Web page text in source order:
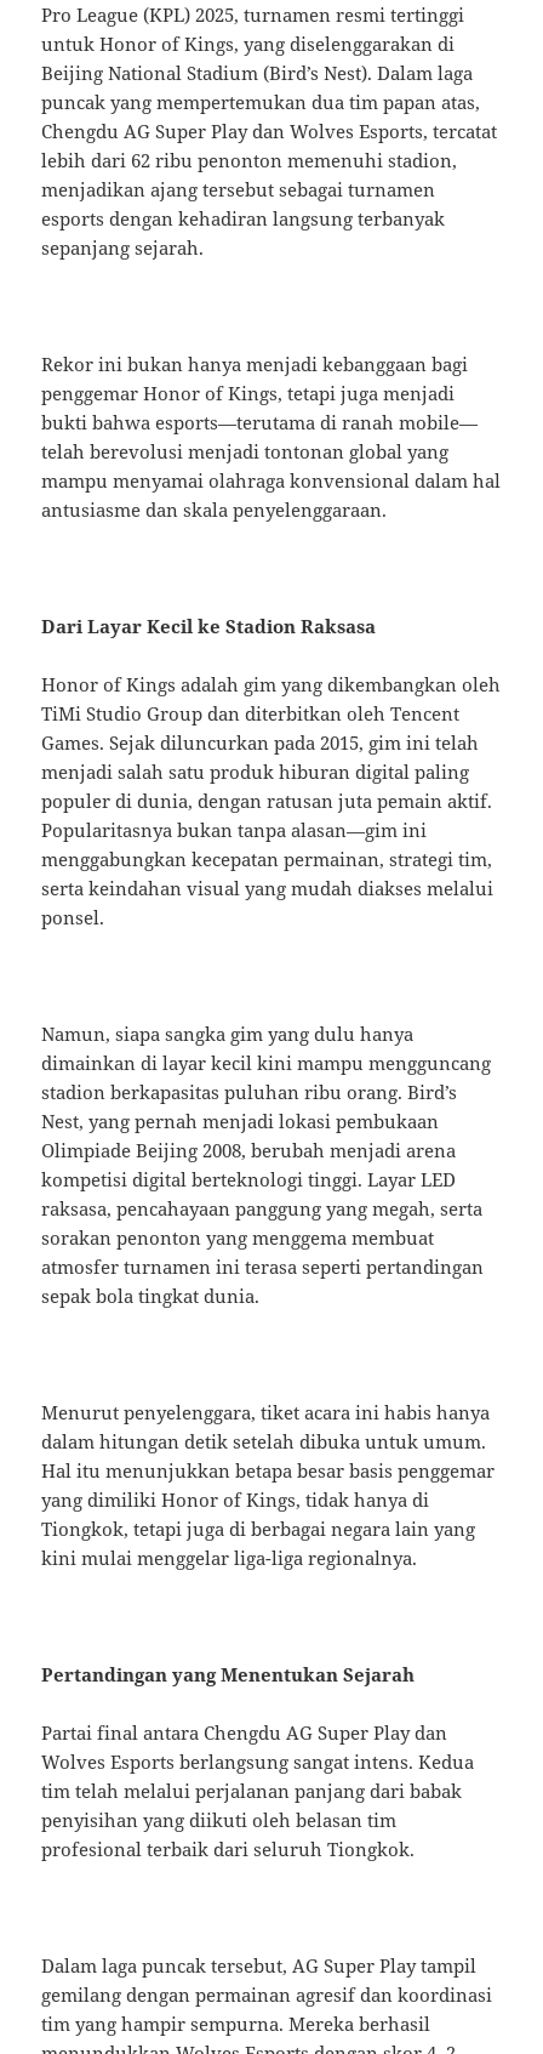
Pro League (KPL) 2025, turnamen resmi tertinggi
untuk Honor of Kings, yang diselenggarakan di
Beijing National Stadium (Bird’s Nest). Dalam laga
puncak yang mempertemukan dua tim papan atas,
Chengdu AG Super Play dan Wolves Esports, tercatat
lebih dari 62 ribu penonton memenuhi stadion,
menjadikan ajang tersebut sebagai turnamen
esports dengan kehadiran langsung terbanyak
sepanjang sejarah.
Rekor ini bukan hanya menjadi kebanggaan bagi
penggemar Honor of Kings, tetapi juga menjadi
bukti bahwa esports—terutama di ranah mobile—
telah berevolusi menjadi tontonan global yang
mampu menyamai olahraga konvensional dalam hal
antusiasme dan skala penyelenggaraan.
Dari Layar Kecil ke Stadion Raksasa
Honor of Kings adalah gim yang dikembangkan oleh
TiMi Studio Group dan diterbitkan oleh Tencent
Games. Sejak diluncurkan pada 2015, gim ini telah
menjadi salah satu produk hiburan digital paling
populer di dunia, dengan ratusan juta pemain aktif.
Popularitasnya bukan tanpa alasan—gim ini
menggabungkan kecepatan permainan, strategi tim,
serta keindahan visual yang mudah diakses melalui
ponsel.
Namun, siapa sangka gim yang dulu hanya
dimainkan di layar kecil kini mampu mengguncang
stadion berkapasitas puluhan ribu orang. Bird’s
Nest, yang pernah menjadi lokasi pembukaan
Olimpiade Beijing 2008, berubah menjadi arena
kompetisi digital berteknologi tinggi. Layar LED
raksasa, pencahayaan panggung yang megah, serta
sorakan penonton yang menggema membuat
atmosfer turnamen ini terasa seperti pertandingan
sepak bola tingkat dunia.
Menurut penyelenggara, tiket acara ini habis hanya
dalam hitungan detik setelah dibuka untuk umum.
Hal itu menunjukkan betapa besar basis penggemar
yang dimiliki Honor of Kings, tidak hanya di
Tiongkok, tetapi juga di berbagai negara lain yang
kini mulai menggelar liga-liga regionalnya.
Pertandingan yang Menentukan Sejarah
Partai final antara Chengdu AG Super Play dan
Wolves Esports berlangsung sangat intens. Kedua
tim telah melalui perjalanan panjang dari babak
penyisihan yang diikuti oleh belasan tim
profesional terbaik dari seluruh Tiongkok.
Dalam laga puncak tersebut, AG Super Play tampil
gemilang dengan permainan agresif dan koordinasi
tim yang hampir sempurna. Mereka berhasil